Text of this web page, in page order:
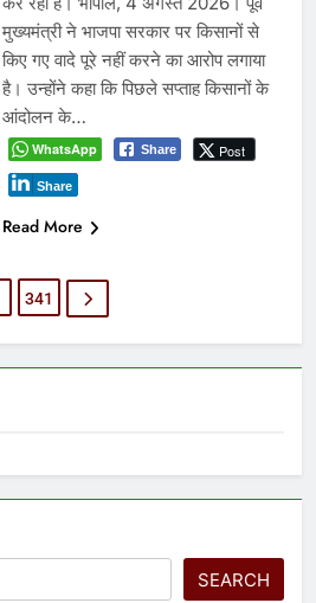
मुख्यमंत्री ने भाजपा सरकार पर किसानों से
किए गए वादे पूरे नहीं करने का आरोप लगाया
है। उन्होंने कहा कि पिछले सप्ताह किसानों के
आंदोलन के…
WhatsApp Share Post
Share
Read More
341
SEARCH